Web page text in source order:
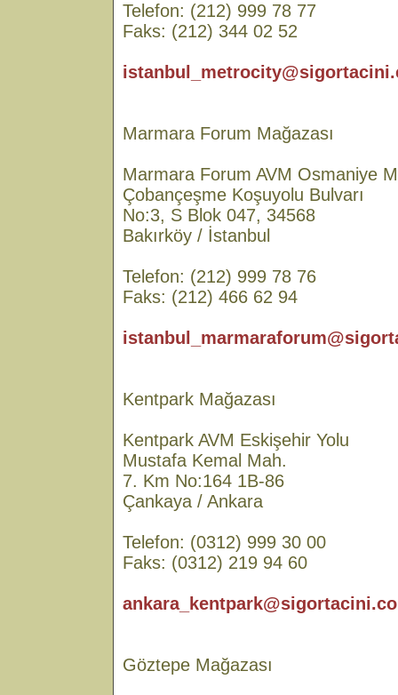
Telefon: (212) 999 78 77
Faks: (212) 344 02 52
Marmara Forum Mağazası
Marmara Forum AVM Osmaniye
Çobançeşme Koşuyolu Bulvarı
No:3, S Blok 047, 34568
Bakırköy / İstanbul
Telefon: (212) 999 78 76
Faks: (212) 466 62 94
Kentpark Mağazası
Kentpark AVM Eskişehir Yolu
Mustafa Kemal Mah.
7. Km No:164 1B-86
Çankaya / Ankara
Telefon: (0312) 999 30 00
Faks: (0312) 219 94 60
Göztepe Mağazası